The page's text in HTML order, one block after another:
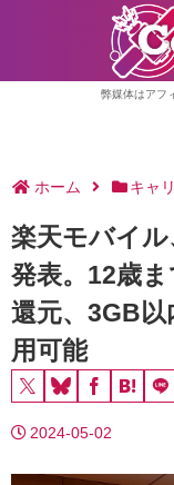
弊媒体はアフ
ホーム キャ
楽天モバイ
発表。12歳
還元、3GB以
用可能
2024-05-02